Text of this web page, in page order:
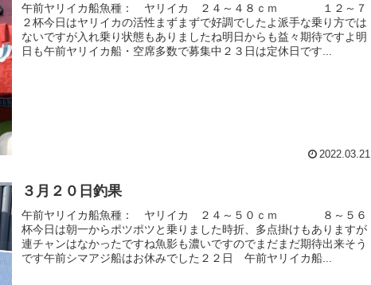
午前ヤリイカ船魚種： ヤリイカ ２４～４８ｃｍ １２～７
２杯今日はヤリイカの活性まずまずで好調でしたよ派手な乗り方では
ないですが入れ乗り状態もありましたね明日からも益々期待ですよ明
日も午前ヤリイカ船・空席多数で募集中２３日は定休日です...
2022.03.21
３月２０日釣果
午前ヤリイカ船魚種： ヤリイカ ２４～５０ｃｍ ８～５６
杯今日は朝一からポツポツと乗りました時折、多点掛けもありますが
連チャンはなかったですね魚影も濃いですのでまだまだ期待出来そう
です午前シマアジ船はお休みでした２２日 午前ヤリイカ船...